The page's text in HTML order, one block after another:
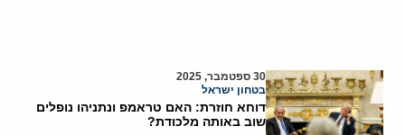
30 ספטמבר, 2025
בטחון ישראל
דוחא חוזרת: האם טראמפ ונתניהו נופלים
שוב באותה מלכודת?